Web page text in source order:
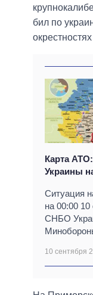
бил по
Карта
Украины
Ситуация
на 00:00
СНБО
10 сентября